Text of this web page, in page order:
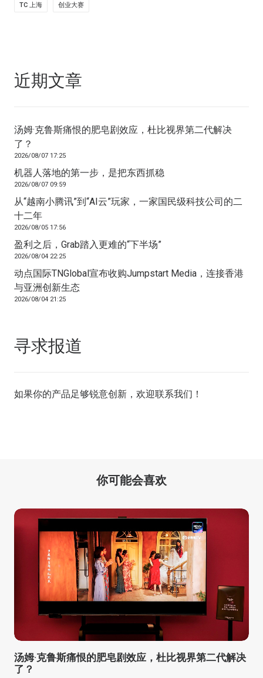
TC 上海 创业大赛
近期文章
汤姆·克鲁斯痛恨的肥皂剧效应，杜比视界第二代解决
了？
2026/08/07 17:25
机器人落地的第一步，是把东西抓稳
2026/08/07 09:59
从“越南小腾讯”到“AI云”玩家，一家国民级科技公司的二
十二年
2026/08/05 17:56
盈利之后，Grab踏入更难的“下半场”
2026/08/04 22:25
动点国际TNGlobal宣布收购Jumpstart Media，连接香港
与亚洲创新生态
2026/08/04 21:25
寻求报道
如果你的产品足够锐意创新，欢迎联系我们 ！
你可能会喜欢
汤姆·克鲁斯痛恨的肥皂剧效应，杜比视界第二代解决
了？